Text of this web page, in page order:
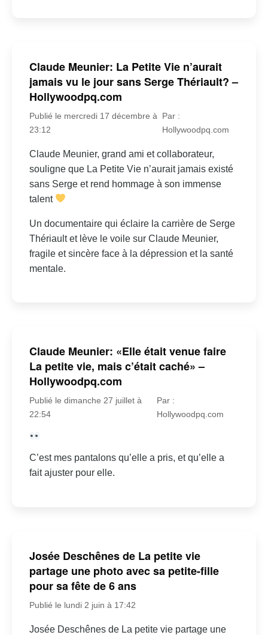
Claude Meunier: La Petite Vie n’aurait
jamais vu le jour sans Serge Thériault? –
Hollywoodpq.com
Publié le mercredi 17 décembre à
23:12
Par :
Hollywoodpq.com
Claude Meunier, grand ami et collaborateur,
souligne que La Petite Vie n’aurait jamais existé
sans Serge et rend hommage à son immense
talent
Un documentaire qui éclaire la carrière de Serge
Thériault et lève le voile sur Claude Meunier,
fragile et sincère face à la dépression et la santé
mentale.
Claude Meunier: «Elle était venue faire
La petite vie, mais c’était caché» –
Hollywoodpq.com
Publié le dimanche 27 juillet à
22:54
Par :
Hollywoodpq.com
C’est mes pantalons qu’elle a pris, et qu’elle a
fait ajuster pour elle.
Josée Deschênes de La petite vie
partage une photo avec sa petite-fille
pour sa fête de 6 ans
Publié le lundi 2 juin à 17:42
Josée Deschênes de La petite vie partage une